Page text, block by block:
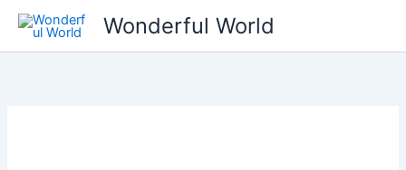
츠
Wonderful World